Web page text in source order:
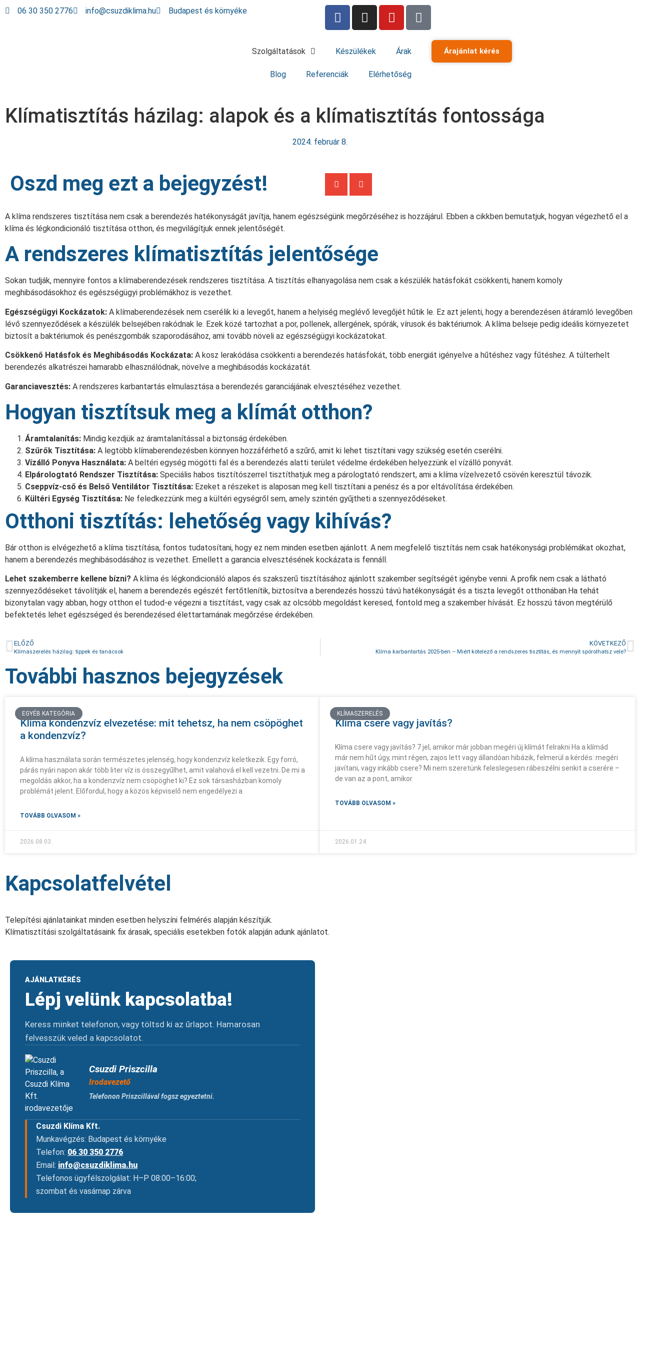
06 30 350 2776 info@csuzdiklima.hu Budapest és környéke
Szolgáltatások Készülékek Árak
Blog Referenciák Elérhetőség
Árajánlat kérés
Klímatisztítás házilag: alapok és a klímatisztítás fontossága
2024. február 8.
Oszd meg ezt a bejegyzést!
A klíma rendszeres tisztítása nem csak a berendezés hatékonyságát javítja, hanem egészségünk megőrzéséhez is hozzájárul. Ebben a cikkben bemutatjuk, hogyan végezhető el a
klíma és légkondicionáló tisztítása otthon, és megvilágítjuk ennek jelentőségét.
A rendszeres klímatisztítás jelentősége
Sokan tudják, mennyire fontos a klímaberendezések rendszeres tisztítása. A tisztítás elhanyagolása nem csak a készülék hatásfokát csökkenti, hanem komoly
meghibásodásokhoz és egészségügyi problémákhoz is vezethet.
Egészségügyi Kockázatok: A klímaberendezések nem cserélik ki a levegőt, hanem a helyiség meglévő levegőjét hűtik le. Ez azt jelenti, hogy a berendezésen átáramló levegőben
lévő szennyeződések a készülék belsejében rakódnak le. Ezek közé tartozhat a por, pollenek, allergének, spórák, vírusok és baktériumok. A klíma belseje pedig ideális környezetet
biztosít a baktériumok és penészgombák szaporodásához, ami tovább növeli az egészségügyi kockázatokat.
Csökkenő Hatásfok és Meghibásodás Kockázata: A kosz lerakódása csökkenti a berendezés hatásfokát, több energiát igényelve a hűtéshez vagy fűtéshez. A túlterhelt
berendezés alkatrészei hamarabb elhasználódnak, növelve a meghibásodás kockázatát.
Garanciavesztés: A rendszeres karbantartás elmulasztása a berendezés garanciájának elvesztéséhez vezethet.
Hogyan tisztítsuk meg a klímát otthon?
Áramtalanítás: Mindig kezdjük az áramtalanítással a biztonság érdekében.
Szűrők Tisztítása: A legtöbb klímaberendezésben könnyen hozzáférhető a szűrő, amit ki lehet tisztítani vagy szükség esetén cserélni.
Vízálló Ponyva Használata: A beltéri egység mögötti fal és a berendezés alatti terület védelme érdekében helyezzünk el vízálló ponyvát.
Elpárologtató Rendszer Tisztítása: Speciális habos tisztítószerrel tisztíthatjuk meg a párologtató rendszert, ami a klíma vízelvezető csövén keresztül távozik.
Cseppvíz-cső és Belső Ventilátor Tisztítása: Ezeket a részeket is alaposan meg kell tisztítani a penész és a por eltávolítása érdekében.
Kültéri Egység Tisztítása: Ne feledkezzünk meg a kültéri egységről sem, amely szintén gyűjtheti a szennyeződéseket.
Otthoni tisztítás: lehetőség vagy kihívás?
Bár otthon is elvégezhető a klíma tisztítása, fontos tudatosítani, hogy ez nem minden esetben ajánlott. A nem megfelelő tisztítás nem csak hatékonysági problémákat okozhat,
hanem a berendezés meghibásodásához is vezethet. Emellett a garancia elvesztésének kockázata is fennáll.
Lehet szakemberre kellene bízni? A klíma és légkondicionáló alapos és szakszerű tisztításához ajánlott szakember segítségét igénybe venni. A profik nem csak a látható
szennyeződéseket távolítják el, hanem a berendezés egészét fertőtlenítik, biztosítva a berendezés hosszú távú hatékonyságát és a tiszta levegőt otthonában.Ha tehát
bizonytalan vagy abban, hogy otthon el tudod-e végezni a tisztítást, vagy csak az olcsóbb megoldást keresed, fontold meg a szakember hívását. Ez hosszú távon megtérülő
befektetés lehet egészséged és berendezésed élettartamának megőrzése érdekében.
ELŐZŐ
Klímaszerelés házilag: tippek és tanácsok
KÖVETKEZŐ
Klíma karbantartás 2025-ben – Miért kötelező a rendszeres tisztítás, és mennyit spórolhatsz vele?
További hasznos bejegyzések
EGYÉB KATEGÓRIA
Klíma kondenzvíz elvezetése: mit tehetsz, ha nem csöpöghet
a kondenzvíz?
A klíma használata során természetes jelenség, hogy kondenzvíz keletkezik. Egy forró,
párás nyári napon akár több liter víz is összegyűlhet, amit valahová el kell vezetni. De mi a
megoldás akkor, ha a kondenzvíz nem csöpöghet ki? Ez sok társasházban komoly
problémát jelent. Előfordul, hogy a közös képviselő nem engedélyezi a
TOVÁBB OLVASOM »
2026.08.03.
KLÍMASZERELÉS
Klíma csere vagy javítás?
Klíma csere vagy javítás? 7 jel, amikor már jobban megéri új klímát felrakni Ha a klímád
már nem hűt úgy, mint régen, zajos lett vagy állandóan hibázik, felmerül a kérdés: megéri
javítani, vagy inkább csere? Mi nem szeretünk feleslegesen rábeszélni senkit a cserére –
de van az a pont, amikor
TOVÁBB OLVASOM »
2026.01.24.
Kapcsolatfelvétel
Telepítési ajánlatainkat minden esetben helyszíni felmérés alapján készítjük.
Klímatisztítási szolgáltatásaink fix árasak, speciális esetekben fotók alapján adunk ajánlatot.
AJÁNLATKÉRÉS
Lépj velünk kapcsolatba!
Keress minket telefonon, vagy töltsd ki az űrlapot. Hamarosan
felvesszük veled a kapcsolatot.
Csuzdi Priszcilla
Irodavezető
Telefonon Priszcillával fogsz egyeztetni.
Csuzdi Klíma Kft.
Munkavégzés: Budapest és környéke
Telefon: 06 30 350 2776
Email: info@csuzdiklima.hu
Telefonos ügyfélszolgálat: H–P 08:00–16:00;
szombat és vasárnap zárva